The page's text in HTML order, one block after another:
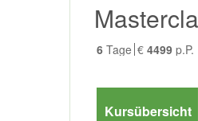
6 Tage € 4499 p.P.
Kursübersicht